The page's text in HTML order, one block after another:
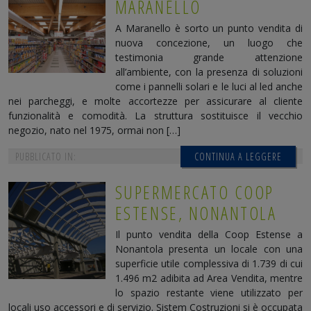
MARANELLO
A Maranello è sorto un punto vendita di
nuova concezione, un luogo che
testimonia grande attenzione
all’ambiente, con la presenza di soluzioni
come i pannelli solari e le luci al led anche
nei parcheggi, e molte accortezze per assicurare al cliente
funzionalità e comodità. La struttura sostituisce il vecchio
negozio, nato nel 1975, ormai non […]
CONTINUA A LEGGERE
PUBBLICATO IN:
SUPERMERCATO COOP
ESTENSE, NONANTOLA
Il punto vendita della Coop Estense a
Nonantola presenta un locale con una
superficie utile complessiva di 1.739 di cui
1.496 m2 adibita ad Area Vendita, mentre
lo spazio restante viene utilizzato per
locali uso accessori e di servizio. Sistem Costruzioni si è occupata